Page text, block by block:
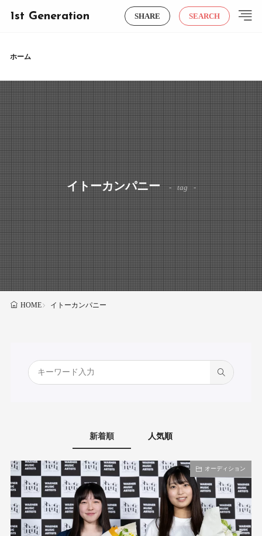
1st Generation SHARE SEARCH
ホーム
イトーカンパニー tag
HOME イトーカンパニー
新着順 人気順
オーディション